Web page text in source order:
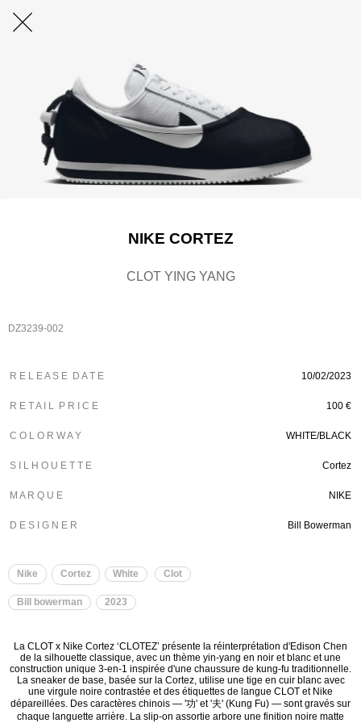
NIKE CORTEZ
CLOT YING YANG
DZ3239-002
R E L E A S E D A T E 10/02/2023
R E T A I L P R I C E 100 €
C O L O R W A Y WHITE/BLACK
S I L H O U E T T E Cortez
M A R Q U E NIKE
D E S I G N E R Bill Bowerman
Nike Cortez White Clot
Bill bowerman 2023
La CLOT x Nike Cortez ‘CLOTEZ’ présente la réinterprétation d'Edison Chen
de la silhouette classique, avec un thème yin-yang en noir et blanc et une
construction unique 3-en-1 inspirée d'une chaussure de kung-fu traditionnelle.
La sneaker de base, basée sur la Cortez, utilise une tige en cuir blanc avec
une virgule noire contrastée et des étiquettes de langue CLOT et Nike
dépareillées. Des caractères chinois — '功' et '夫' (Kung Fu) — sont gravés sur
chaque languette arrière. La slip-on assortie arbore une finition noire matte